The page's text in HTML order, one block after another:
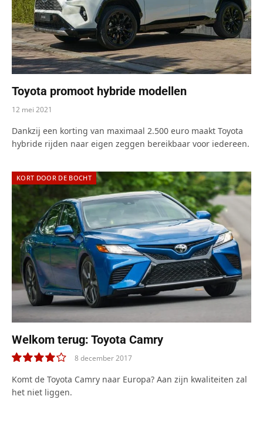
Toyota promoot hybride modellen
12 mei 2021
Dankzij een korting van maximaal 2.500 euro maakt Toyota
hybride rijden naar eigen zeggen bereikbaar voor iedereen.
KORT DOOR DE BOCHT
Welkom terug: Toyota Camry
8.0
8 december 2017
Komt de Toyota Camry naar Europa? Aan zijn kwaliteiten zal
het niet liggen.